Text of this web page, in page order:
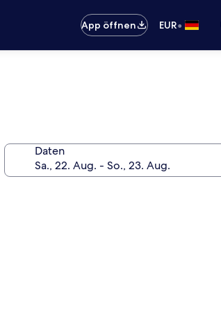
App öffnen EUR•
Daten